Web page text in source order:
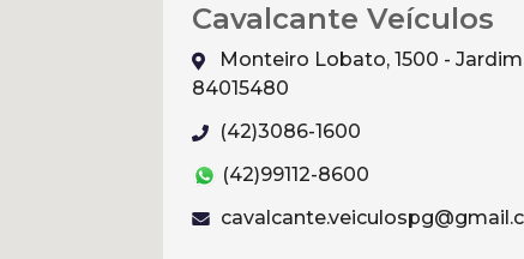
Cavalcante Veículos
Monteiro Lobato, 1500 -
84015480
(42)3086-1600
(42)99112-8600